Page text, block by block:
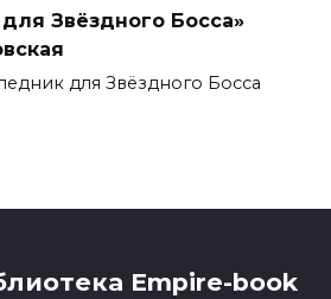
Звёздного Босса»
для Звёздного Босса
Empire-book